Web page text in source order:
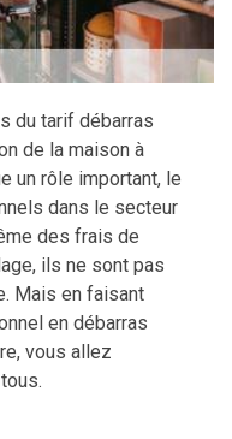
du tarif débarras
de la maison à
un rôle important, le
dans le secteur
des frais de
ils ne sont pas
Mais en faisant
en débarras
vous allez